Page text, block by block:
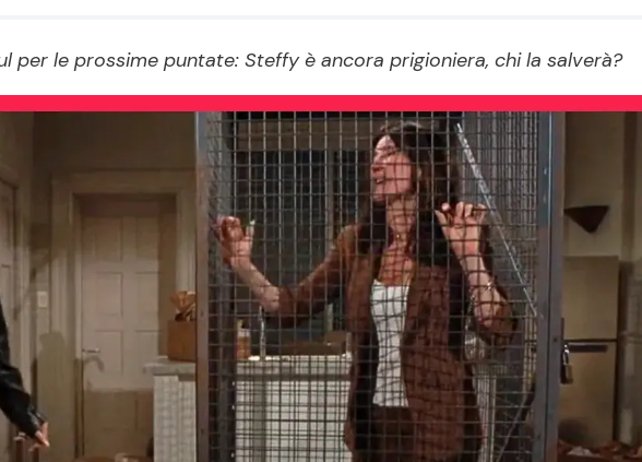
Ricette Facili e Veloci
Ricette Feste
Ricette per Bambini
per le prossime puntate: Steffy è ancora prigioniera, chi la salverà?